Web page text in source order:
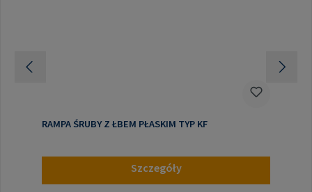
RAMPA ŚRUBY Z ŁBEM PŁASKIM TYP KF
Szczegóły